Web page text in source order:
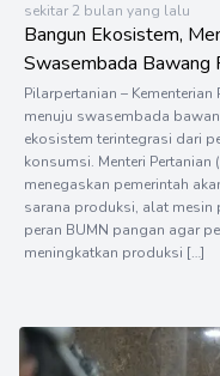
sekitar 2 bulan yang lalu
Bangun Ekosistem,
Swasembada Bawang
Pilarpertanian –
menuju swasembada
ekosistem terintegrasi dari
konsumsi. Menteri
menegaskan pemerintah
sarana produksi, alat mesin
peran BUMN pangan agar
meningkatkan produksi […]